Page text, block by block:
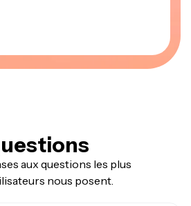
aux questions les plus
nous posent.